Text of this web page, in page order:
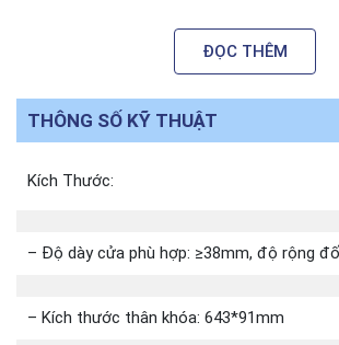
ĐỌC THÊM
THÔNG SỐ KỸ THUẬT
Kích Thước:
– Độ dày cửa phù hợp: ≥38mm, độ rộng
– Kích thước thân khóa: 643*91mm